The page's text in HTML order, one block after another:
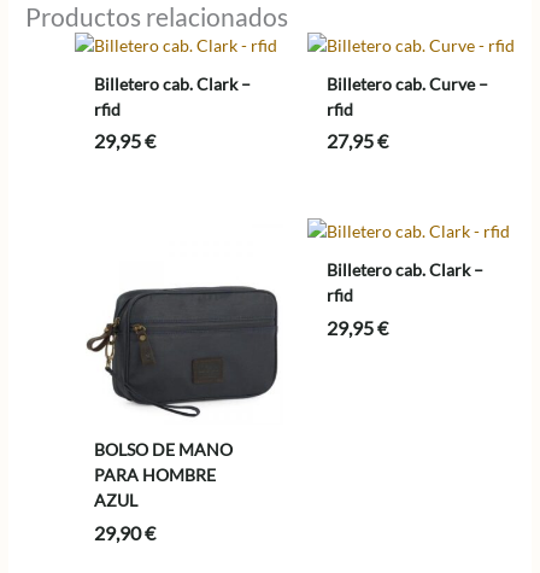
Productos relacionados
Billetero cab. Clark –
rfid
29,95€
Billetero cab. Curve –
rfid
27,95€
BOLSO DE MANO
PARA HOMBRE
AZUL
29,90€
Billetero cab. Clark –
rfid
29,95€